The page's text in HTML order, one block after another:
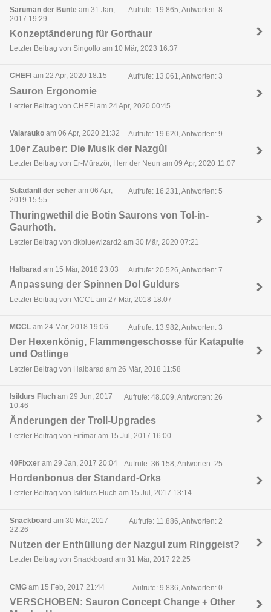
Saruman der Bunte am 31 Jan,
2017 19:29
Aufrufe: 19.865, Antworten: 8
Konzeptänderung für Gorthaur
Letzter Beitrag von Singollo am 10 Mär, 2023 16:37
CHEFI am 22 Apr, 2020 18:15 Aufrufe: 13.061, Antworten: 3
Sauron Ergonomie
Letzter Beitrag von CHEFI am 24 Apr, 2020 00:45
Valarauko am 06 Apr, 2020 21:32 Aufrufe: 19.620, Antworten: 9
10er Zauber: Die Musik der Nazgûl
Letzter Beitrag von Er-Mûrazôr, Herr der Neun am 09 Apr, 2020 11:07
SuladanII der seher am 06 Apr,
2019 15:55
Aufrufe: 16.231, Antworten: 5
Thuringwethil die Botin Saurons von Tol-in-
Gaurhoth.
Letzter Beitrag von dkbluewizard2 am 30 Mär, 2020 07:21
Halbarad am 15 Mär, 2018 23:03 Aufrufe: 20.526, Antworten: 7
Anpassung der Spinnen Dol Guldurs
Letzter Beitrag von MCCL am 27 Mär, 2018 18:07
MCCL am 24 Mär, 2018 19:06 Aufrufe: 13.982, Antworten: 3
Der Hexenkönig, Flammengeschosse für Katapulte
und Ostlinge
Letzter Beitrag von Halbarad am 26 Mär, 2018 11:58
Isildurs Fluch am 29 Jun, 2017
10:46
Aufrufe: 48.009, Antworten: 26
Änderungen der Troll-Upgrades
Letzter Beitrag von Firímar am 15 Jul, 2017 16:00
40Fixxer am 29 Jan, 2017 20:04 Aufrufe: 36.158, Antworten: 25
Hordenbonus der Standard-Orks
Letzter Beitrag von Isildurs Fluch am 15 Jul, 2017 13:14
Snackboard am 30 Mär, 2017
22:26
Aufrufe: 11.886, Antworten: 2
Nutzen der Enthüllung der Nazgul zum Ringgeist?
Letzter Beitrag von Snackboard am 31 Mär, 2017 22:25
CMG am 15 Feb, 2017 21:44 Aufrufe: 9.836, Antworten: 0
VERSCHOBEN: Sauron Concept Change + Other